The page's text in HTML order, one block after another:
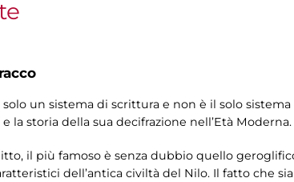
un sistema di scrittura e non è il solo
la storia della sua decifrazione nell’Età Moderna.
il più famoso è senza dubbio quello
dell’antica civiltà del Nilo. Il fatto che